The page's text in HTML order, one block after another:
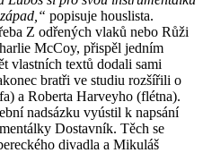
popisuje houslista.
Z odřených vlaků nebo Růži
McCoy, přispěl jedním
vlastních textů dodali sami
bratři ve studiu rozšířili o
a Roberta Harveyho (flétna).
nadsázku vyústil k napsání
Dostavník. Těch se
divadla a Mikuláš